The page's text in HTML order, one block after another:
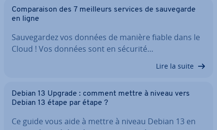
Com­pa­rai­son des 7 meilleurs services de sau­ve­garde
en ligne
Sau­ve­gar­dez vos données de manière fiable dans le
Cloud ! Vos données sont en sécurité…
Lire la suite
Debian 13 Upgrade : comment mettre à niveau vers
Debian 13 étape par étape ?
Ce guide vous aide à mettre à niveau Debian 13 en